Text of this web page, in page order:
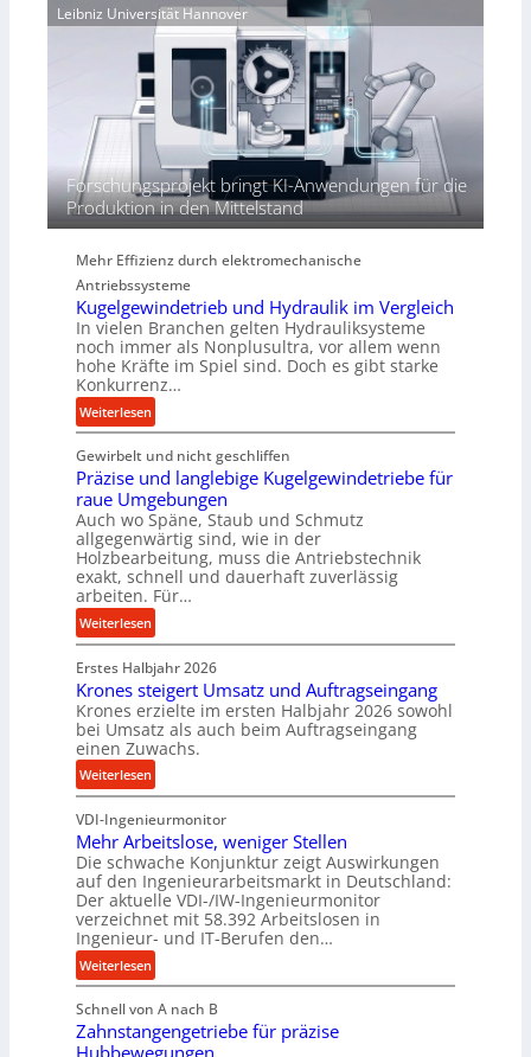
j
e
r
r
i
e
P
r
f
o
r
m
a
n
c
b
e
i
m
D
r
ü
c
k
p
r
o
z
e
s
Leibniz Universität Hannover
Forschungsprojekt bringt KI-Anwendungen für die
Produktion in den Mittelstand
Mehr Effizienz durch elektromechanische
Antriebssysteme
Kugelgewindetrieb und Hydraulik im Vergleich
In vielen Branchen gelten Hydrauliksysteme
noch immer als Nonplusultra, vor allem wenn
hohe Kräfte im Spiel sind. Doch es gibt starke
Konkurrenz…
Weiterlesen:
K
u
g
e
l
g
e
w
i
n
e
t
r
i
b
u
n
d
H
y
d
r
a
l
i
Gewirbelt und nicht geschliffen
Präzise und langlebige Kugelgewindetriebe für
raue Umgebungen
Auch wo Späne, Staub und Schmutz
allgegenwärtig sind, wie in der
Holzbearbeitung, muss die Antriebstechnik
exakt, schnell und dauerhaft zuverlässig
arbeiten. Für…
Weiterlesen:
P
r
ä
z
i
s
e
u
n
d
l
a
n
g
e
b
i
g
Erstes Halbjahr 2026
Krones steigert Umsatz und Auftragseingang
Krones erzielte im ersten Halbjahr 2026 sowohl
bei Umsatz als auch beim Auftragseingang
einen Zuwachs.
Weiterlesen:
K
r
o
n
e
s
s
t
e
e
VDI-Ingenieurmonitor
Mehr Arbeitslose, weniger Stellen
Die schwache Konjunktur zeigt Auswirkungen
auf den Ingenieurarbeitsmarkt in Deutschland:
Der aktuelle VDI-/IW-Ingenieurmonitor
verzeichnet mit 58.392 Arbeitslosen in
Ingenieur- und IT-Berufen den…
Weiterlesen:
M
e
h
Schnell von A nach B
Zahnstangengetriebe für präzise